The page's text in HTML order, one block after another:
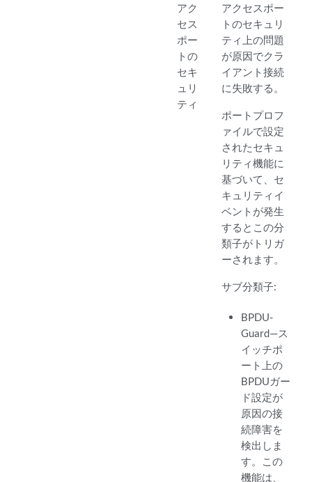
アク
セス
ポー
トの
セキ
ュリ
ティ
アクセスポー
トのセキュリ
ティ上の問題
が原因でクラ
イアント接続
に失敗する。
ポートプロフ
ァイルで設定
されたセキュ
リティ機能に
基づいて、セ
キュリティイ
ベントが発生
するとこの分
類子がトリガ
ーされます。
サブ分類子:
BPDU-
Guard—ス
イッチポ
ート上の
BPDUガー
ド設定が
原因の接
続障害を
検出しま
す。この
機能は、